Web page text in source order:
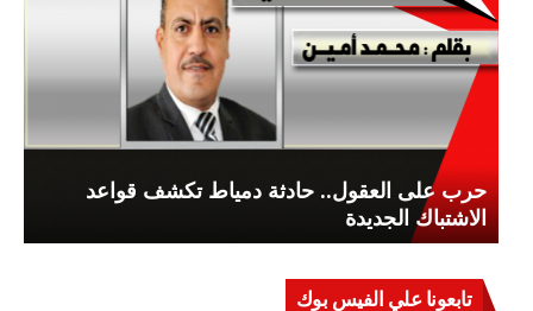
حرب على العقول.. حادثة دمياط تكشف قواعد
الاشتباك الجديدة
تابعونا علي الفيس بوك